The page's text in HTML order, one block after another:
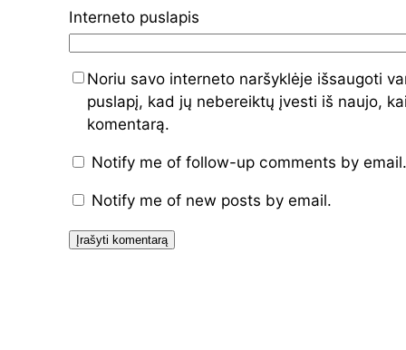
Interneto puslapis
Noriu savo interneto naršyklėje išsaugoti
puslapį, kad jų nebereiktų įvesti iš naujo,
komentarą.
Notify me of follow-up comments by email.
Notify me of new posts by email.